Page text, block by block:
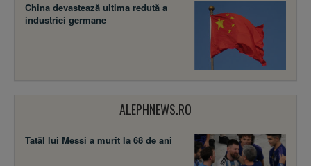
China devastează ultima redută a
industriei germane
ALEPHNEWS.RO
Tatăl lui Messi a murit la 68 de ani